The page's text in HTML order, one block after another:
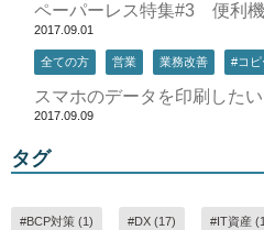
ペーパーレス特集#3 便利
2017.09.01
全ての方 営業 業務改善 #コ
スマホのデータを印刷した
2017.09.09
タグ
#BCP対策 (1) #DX (17) #IT資産